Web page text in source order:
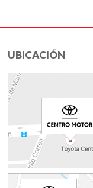
UBICACIÓN